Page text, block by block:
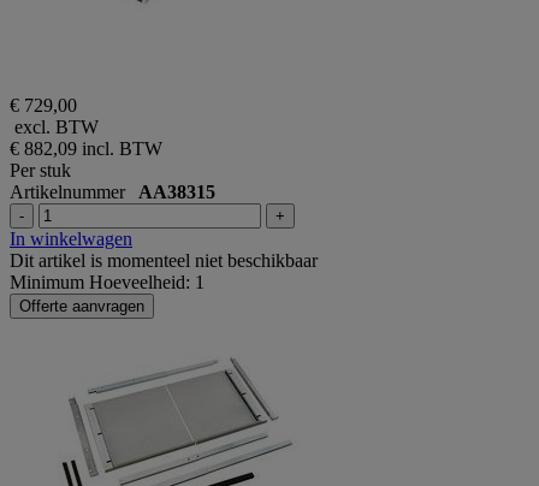
€ 729,00
excl. BTW
€ 882,09 incl. BTW
Per stuk
Artikelnummer AA38315
- +
In winkelwagen
Dit artikel is momenteel niet beschikbaar
Minimum Hoeveelheid: 1
Offerte aanvragen